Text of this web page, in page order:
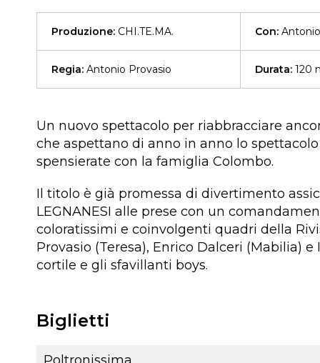
Produzione: CHI.TE.MA. Con:
Regia: Antonio Provasio Durata: 120
Un nuovo spettacolo per riabbracciare
che aspettano di anno in anno lo
spensierate con la famiglia Colombo.
Il titolo è già promessa di divertimento
LEGNANESI alle prese con un
coloratissimi e coinvolgenti quadri della
Provasio (Teresa), Enrico Dalceri (Mabilia)
cortile e gli sfavillanti boys.
Biglietti